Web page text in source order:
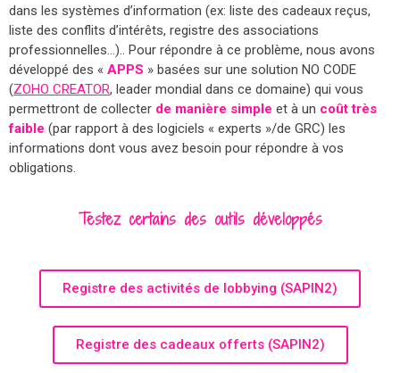
dans les systèmes d’information (ex: liste des cadeaux reçus,
liste des conflits d’intérêts, registre des associations
professionnelles…).. Pour répondre à ce problème, nous avons
développé des « APPS » basées sur une solution NO CODE
(ZOHO CREATOR, leader mondial dans ce domaine) qui vous
permettront de collecter de manière simple et à un coût très
faible (par rapport à des logiciels « experts »/de GRC) les
informations dont vous avez besoin pour répondre à vos
obligations.
Testez certains des outils développés
Registre des activités de lobbying (SAPIN2)
Registre des cadeaux offerts (SAPIN2)